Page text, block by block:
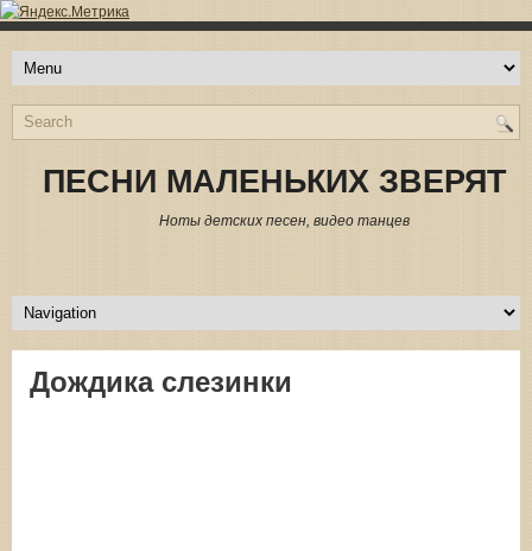
ПЕСНИ МАЛЕНЬКИХ ЗВЕРЯТ
Ноты детских песен, видео танцев
Дождика слезинки